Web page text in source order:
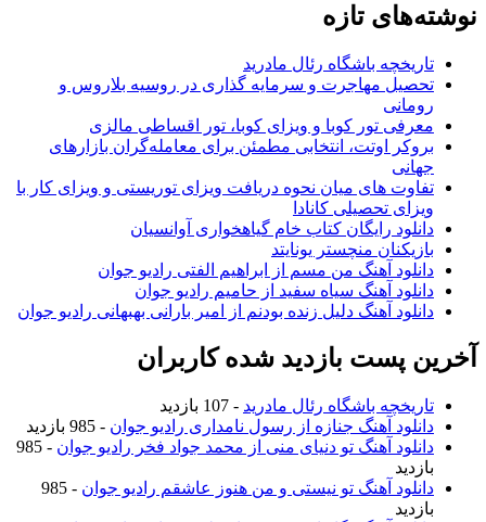
نوشته‌های تازه
تاریخچه باشگاه رئال مادرید
تحصیل مهاجرت و سرمایه گذاری در روسیه بلاروس و
رومانی
معرفی تور کوبا و ویزای کوبا، تور اقساطی مالزی
بروکر اوتت، انتخابی مطمئن برای معامله‌گران بازارهای
جهانی
تفاوت های میان نحوه دریافت ویزای توریستی و ویزای کار با
ویزای تحصیلی کانادا
دانلود رایگان کتاب خام گیاهخواری آوانسیان
بازیکنان منچستر یونایتد
دانلود آهنگ من مسم از ابراهیم الفتی رادیو جوان
دانلود آهنگ سیاه سفید از حامیم رادیو جوان
دانلود آهنگ دلیل زنده بودنم از امیر بارانی بهبهانی رادیو جوان
آخرین پست بازدید شده کاربران
تاریخچه باشگاه رئال مادرید - 107 بازدید
دانلود آهنگ جنازه از رسول نامداری رادیو جوان - 985 بازدید
دانلود آهنگ تو دنیای منی از محمد جواد فخر رادیو جوان
- 985
بازدید
دانلود آهنگ تو نیستی و من هنوز عاشقم رادیو جوان
- 985
بازدید